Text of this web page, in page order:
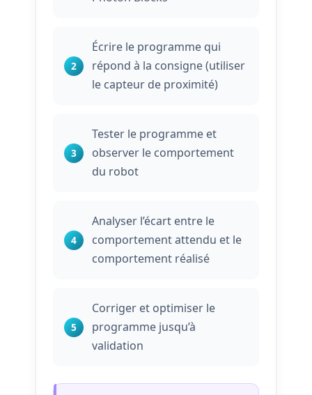
Écrire le programme qui
répond à la consigne (utiliser
le capteur de proximité)
Tester le programme et
observer le comportement
du robot
Analyser l’écart entre le
comportement attendu et le
comportement réalisé
Corriger et optimiser le
programme jusqu’à
validation